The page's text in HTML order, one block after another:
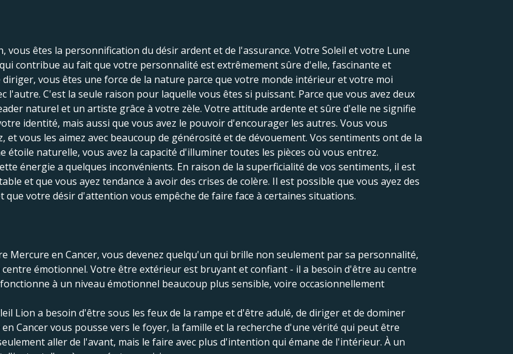
vous êtes la personnification du désir ardent et de l'assurance. Votre Soleil et votre Lune
contribue au fait que votre personnalité est extrêmement sûre d'elle, fascinante et
vous êtes une force de la nature parce que votre monde intérieur et votre moi
C'est la seule raison pour laquelle vous êtes si puissant. Parce que vous avez deux
naturel et un artiste grâce à votre zèle. Votre attitude ardente et sûre d'elle ne signifie
identité, mais aussi que vous avez le pouvoir d'encourager les autres. Vous vous
et vous les aimez avec beaucoup de générosité et de dévouement. Vos sentiments ont de la
étoile naturelle, vous avez la capacité d'illuminer toutes les pièces où vous entrez.
énergie a quelques inconvénients. En raison de la superficialité de vos sentiments, il est
et que vous ayez tendance à avoir des crises de colère. Il est possible que vous ayez des
votre désir d'attention vous empêche de faire face à certaines situations.
Mercure en Cancer, vous devenez quelqu'un qui brille non seulement par sa personnalité,
émotionnel. Votre être extérieur est bruyant et confiant - il a besoin d'être au centre
à un niveau émotionnel beaucoup plus sensible, voire occasionnellement
Lion a besoin d'être sous les feux de la rampe et d'être adulé, de diriger et de dominer
Cancer vous pousse vers le foyer, la famille et la recherche d'une vérité qui peut être
aller de l'avant, mais le faire avec plus d'intention qui émane de l'intérieur. À un